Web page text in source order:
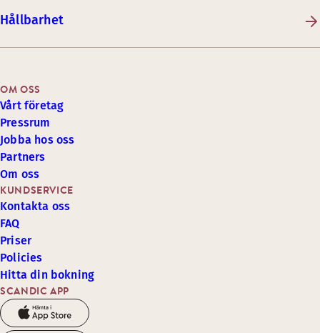
Hållbarhet
SCANDIC APP
KUNDSERVICE
Kontakta oss
FAQ
Priser
Policies
Hitta din bokning
OM OSS
Vårt företag
Pressrum
Jobba hos oss
Partners
Om oss